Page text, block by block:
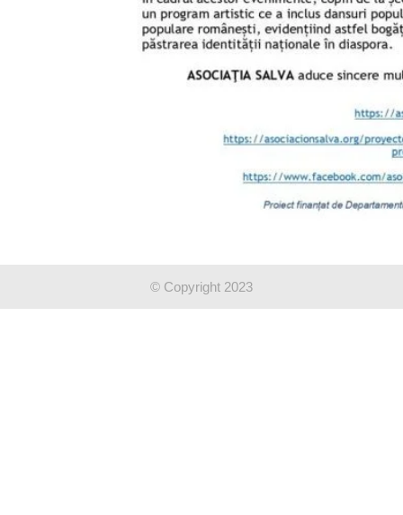
© Copyright 2023